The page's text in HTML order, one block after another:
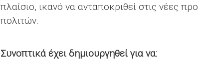
πλαίσιο, ικανό να ανταποκριθεί στις νέες
πολιτών.
Συνοπτικά έχει δημιουργηθεί για να: